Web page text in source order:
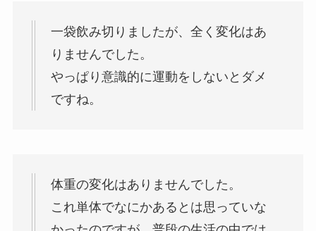
一袋飲み切りましたが、全く変化はあ
りませんでした。
やっぱり意識的に運動をしないとダメ
ですね。
体重の変化はありませんでした。
これ単体でなにかあるとは思っていな